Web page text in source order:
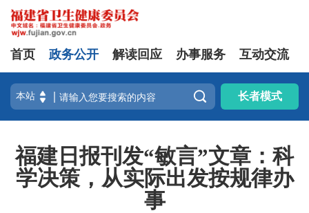
首页 政务公开 解读回应 办事服务 互动交流
 长者模式
福建日报刊发“敏言”文章：科
学决策，从实际出发按规律办
事